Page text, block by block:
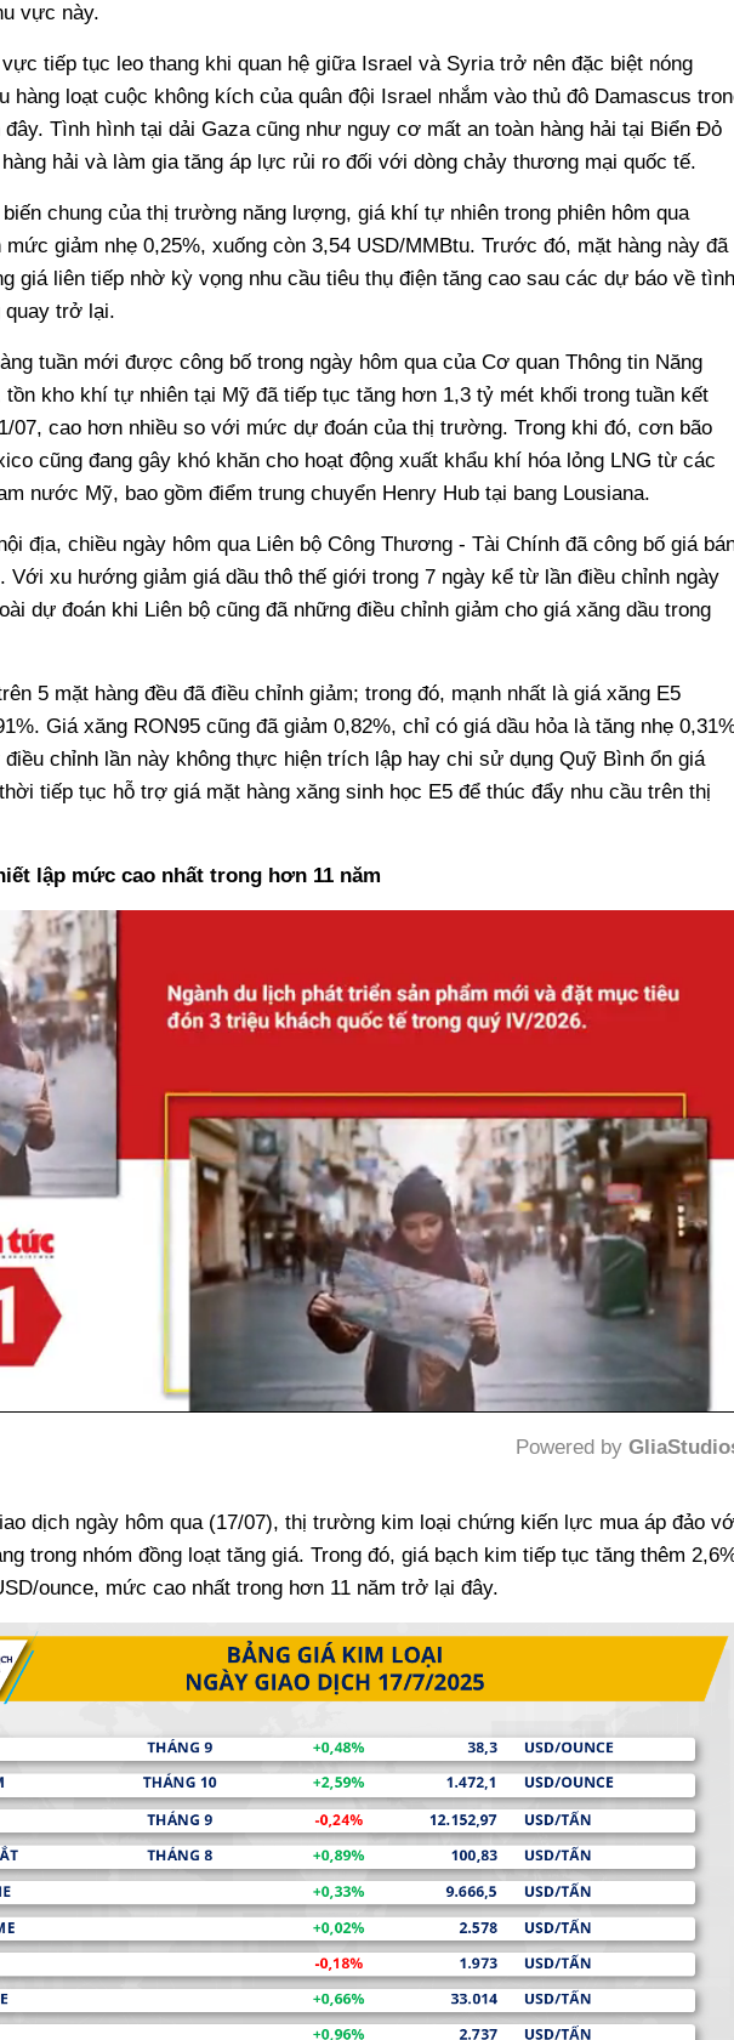
vực này.
tiếp tục leo thang khi quan hệ giữa Israel và Syria trở nên đặc biệt nóng
hàng loạt cuộc không kích của quân đội Israel nhắm vào thủ đô Damascus
đây. Tình hình tại dải Gaza cũng như nguy cơ mất an toàn hàng hải tại Biển Đỏ
hải và làm gia tăng áp lực rủi ro đối với dòng chảy thương mại quốc tế.
chung của thị trường năng lượng, giá khí tự nhiên trong phiên hôm qua
mức giảm nhẹ 0,25%, xuống còn 3,54 USD/MMBtu. Trước đó, mặt hàng này đã
giá liên tiếp nhờ kỳ vọng nhu cầu tiêu thụ điện tăng cao sau các dự báo về tình
quay trở lại.
tuần mới được công bố trong ngày hôm qua của Cơ quan Thông tin Năng
kho khí tự nhiên tại Mỹ đã tiếp tục tăng hơn 1,3 tỷ mét khối trong tuần kết
07, cao hơn nhiều so với mức dự đoán của thị trường. Trong khi đó, cơn bão
cũng đang gây khó khăn cho hoạt động xuất khẩu khí hóa lỏng LNG từ các
nước Mỹ, bao gồm điểm trung chuyển Henry Hub tại bang Lousiana.
địa, chiều ngày hôm qua Liên bộ Công Thương - Tài Chính đã công bố giá
Với xu hướng giảm giá dầu thô thế giới trong 7 ngày kể từ lần điều chỉnh ngày
dự đoán khi Liên bộ cũng đã những điều chỉnh giảm cho giá xăng dầu trong
5 mặt hàng đều đã điều chỉnh giảm; trong đó, mạnh nhất là giá xăng E5
Giá xăng RON95 cũng đã giảm 0,82%, chỉ có giá dầu hỏa là tăng nhẹ
điều chỉnh lần này không thực hiện trích lập hay chi sử dụng Quỹ Bình ổn giá
tiếp tục hỗ trợ giá mặt hàng xăng sinh học E5 để thúc đẩy nhu cầu trên thị
lập mức cao nhất trong hơn 11 năm
Powered by
dịch ngày hôm qua (17/07), thị trường kim loại chứng kiến lực mua áp đảo
trong nhóm đồng loạt tăng giá. Trong đó, giá bạch kim tiếp tục tăng thêm
ounce, mức cao nhất trong hơn 11 năm trở lại đây.